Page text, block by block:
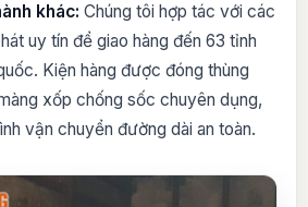
khác: Chúng tôi hợp tác với các
uy tín để giao hàng đến 63 tỉnh
Kiện hàng được đóng thùng
xốp chống sốc chuyên dụng,
vận chuyển đường dài an toàn.